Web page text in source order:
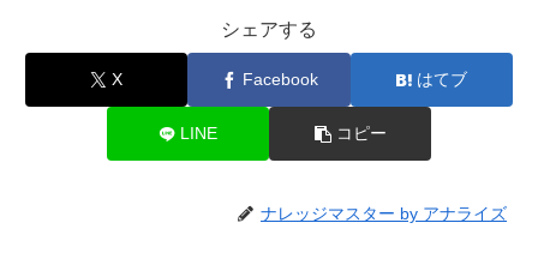
シェアする
X Facebook はてブ
LINE コピー
ナレッジマスター by アナライズ